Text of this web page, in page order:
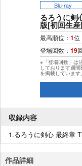
Blu-ray
るろうに剣
版[初回生
最高順位： 1位
登場回数： 19
※「登場回数」は
しております週
を掲載しています。
収録内容
1.るろうに剣心 最終章
作品詳細